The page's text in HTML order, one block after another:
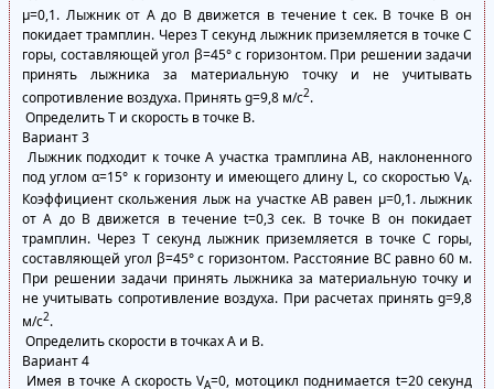
μ=0,1. Лыжник от А до В движется в течение t сек. В точке В он
покидает трамплин. Через Т секунд лыжник приземляется в точке С
горы, составляющей угол β=45° с горизонтом. При решении задачи
принять лыжника за материальную точку и не учитывать
сопротивление воздуха. Принять g=9,8 м/с2.
Определить Т и скорость в точке В.
Вариант 3
Лыжник подходит к точке А участка трамплина АВ, наклоненного
под углом α=15° к горизонту и имеющего длину L, со скоростью VA.
Коэффициент скольжения лыж на участке АВ равен μ=0,1. лыжник
от А до В движется в течение t=0,3 сек. В точке В он покидает
трамплин. Через Т секунд лыжник приземляется в точке С горы,
составляющей угол β=45° с горизонтом. Расстояние ВС равно 60 м.
При решении задачи принять лыжника за материальную точку и
не учитывать сопротивление воздуха. При расчетах принять g=9,8
м/с2.
Определить скорости в точках А и В.
Вариант 4
Имея в точке А скорость VA=0, мотоцикл поднимается t=20 секунд